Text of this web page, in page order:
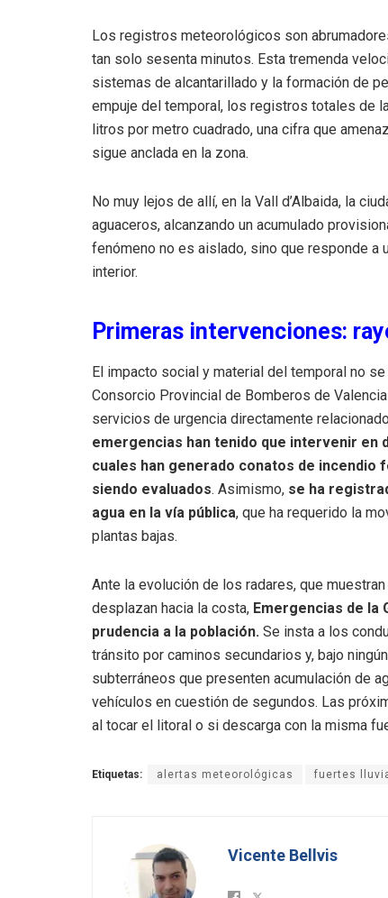
Los registros meteorológicos son
tan solo sesenta minutos. Esta tremenda
sistemas de alcantarillado y la formación de
empuje del temporal, los registros totales de
litros por metro cuadrado, una cifra que
sigue anclada en la zona.
No muy lejos de allí, en la Vall d’Albaida, la
aguaceros, alcanzando un acumulado
fenómeno no es aislado, sino que responde a
interior.
Primeras intervenciones:
El impacto social y material del temporal no
Consorcio Provincial de Bomberos de
servicios de urgencia directamente
emergencias han tenido que intervenir en
cuales han generado conatos de
siendo evaluados. Asimismo, se ha
agua en la vía pública, que ha requerido la
plantas bajas.
Ante la evolución de los radares, que
desplazan hacia la costa, Emergencias de la
prudencia a la población. Se insta a los
tránsito por caminos secundarios y, bajo
subterráneos que presenten acumulación de
vehículos en cuestión de segundos. Las
al tocar el litoral o si descarga con la misma
Etiquetas: alertas meteorológicas fuertes
Vicente Bellvis